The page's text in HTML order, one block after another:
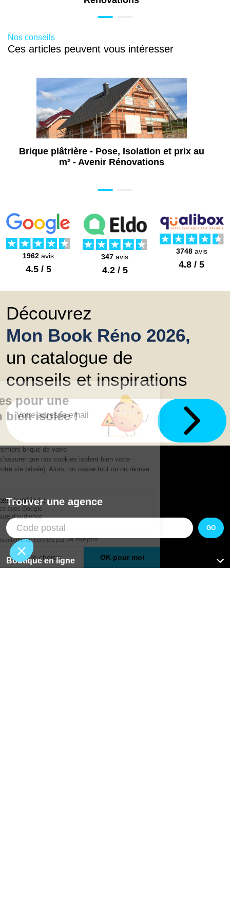
Sainte-Baume (83)
Nos conseils
Ces articles peuvent vous intéresser
Brique plâtrière - Pose, Isolation et prix au
m² - Avenir Rénovations
1962 avis
4.5 / 5
347 avis
4.2 / 5
3748avis
4.8 / 5
Découvrez
Mon Book Réno 2026,
un catalogue de
conseils et inspirations
Trouver une agence
GO
Boutique en ligne